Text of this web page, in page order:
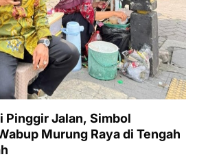
Pinggir Jalan, Simbol
Murung Raya di Tengah